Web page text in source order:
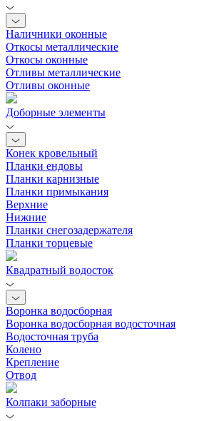
Наличники оконные
Откосы металлические
Откосы оконные
Отливы металлические
Отливы оконные
Доборные элементы
Конек кровельный
Планки ендовы
Планки карнизные
Планки примыкания
Верхние
Нижние
Планки снегозадержателя
Планки торцевые
Квадратный водосток
Воронка водосборная
Воронка водосборная водосточная
Водосточная труба
Колено
Крепление
Отвод
Колпаки заборные